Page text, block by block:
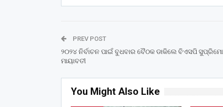
PREV POST
୨୦୨୪ ନିର୍ବାଚନ ପାଇଁ ବୁଧବାର ବୈଠକ ଡାକିଲେ ବିଏସପି ସୁପ୍ରିମୋ
ମାୟାବତୀ
You Might Also Like